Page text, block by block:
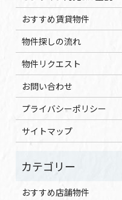
おすすめ賃貸物件
物件探しの流れ
物件リクエスト
お問い合わせ
プライバシーポリシー
サイトマップ
おすすめ店舗物件